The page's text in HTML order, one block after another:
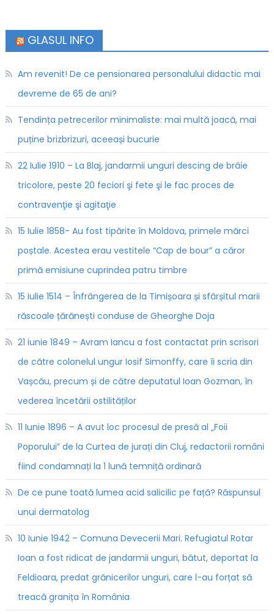
GLASUL INFO
Am revenit! De ce pensionarea personalului didactic mai
devreme de 65 de ani?
Tendința petrecerilor minimaliste: mai multă joacă, mai
puține brizbrizuri, aceeași bucurie
22 Iulie 1910 – La Blaj, jandarmii unguri descing de brâie
tricolore, peste 20 feciori şi fete şi le fac proces de
contravenţie şi agitaţie
15 Iulie 1858- Au fost tipărite în Moldova, primele mărci
poștale. Acestea erau vestitele “Cap de bour” a căror
primă emisiune cuprindea patru timbre
15 iulie 1514 – Înfrângerea de la Timișoara și sfârșitul marii
răscoale țărănești conduse de Gheorghe Doja
21 iunie 1849 – Avram Iancu a fost contactat prin scrisori
de către colonelul ungur Iosif Simonffy, care îi scria din
Vașcău, precum și de către deputatul Ioan Gozman, în
vederea încetării ostilităților
11 Iunie 1896 – A avut loc procesul de presă al „Foii
Poporului” de la Curtea de jurați din Cluj, redactorii români
fiind condamnați la 1 lună temniță ordinară
De ce pune toată lumea acid salicilic pe față? Răspunsul
unui dermatolog
10 Iunie 1942 – Comuna Devecerii Mari. Refugiatul Rotar
Ioan a fost ridicat de jandarmii unguri, bătut, deportat la
Feldioara, predat grănicerilor unguri, care l-au forțat să
treacă granița în România